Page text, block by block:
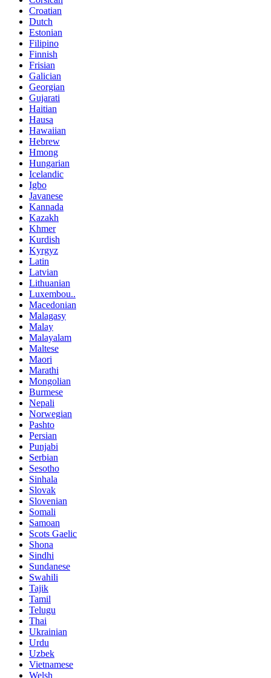
Croatian
Dutch
Estonian
Filipino
Finnish
Frisian
Galician
Georgian
Gujarati
Haitian
Hausa
Hawaiian
Hebrew
Hmong
Hungarian
Icelandic
Igbo
Javanese
Kannada
Kazakh
Khmer
Kurdish
Kyrgyz
Latin
Latvian
Lithuanian
Luxembou..
Macedonian
Malagasy
Malay
Malayalam
Maltese
Maori
Marathi
Mongolian
Burmese
Nepali
Norwegian
Pashto
Persian
Punjabi
Serbian
Sesotho
Sinhala
Slovak
Slovenian
Somali
Samoan
Scots Gaelic
Shona
Sindhi
Sundanese
Swahili
Tajik
Tamil
Telugu
Thai
Ukrainian
Urdu
Uzbek
Vietnamese
Welsh